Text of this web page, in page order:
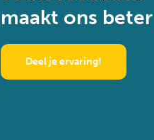
maakt ons beter
Deel je ervaring!